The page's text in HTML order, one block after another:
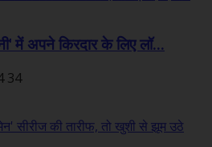
में अपने किरदार के लिए लॉ...
34